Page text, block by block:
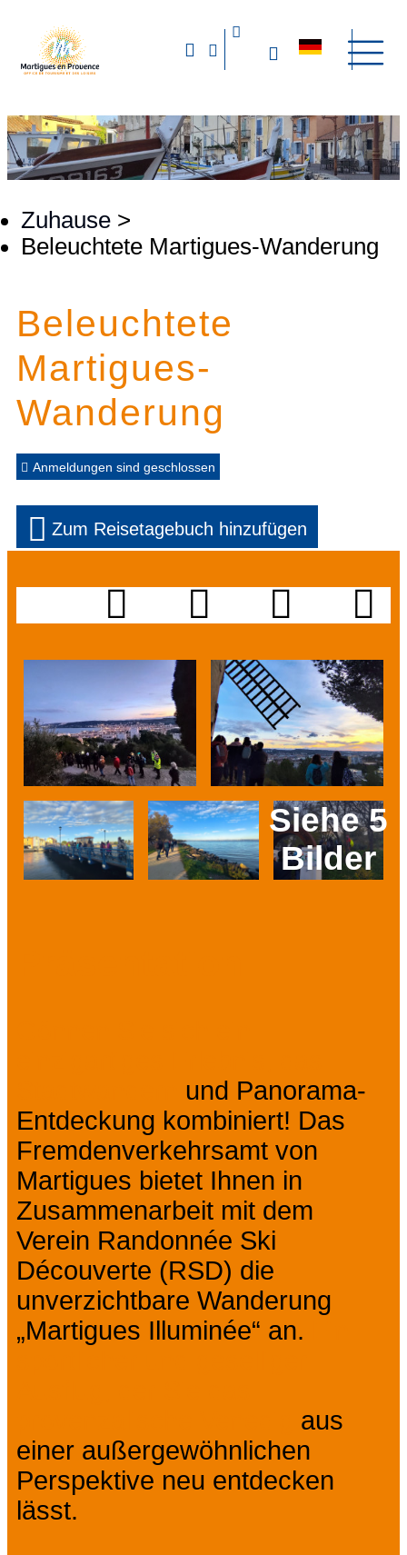
Zuhause >
Beleuchtete Martigues-Wanderung
Beleuchtete
Martigues-
Wanderung
Anmeldungen sind geschlossen
Zum Reisetagebuch hinzufügen
Siehe 5
Bilder
und Panorama-
Entdeckung kombiniert! Das
Fremdenverkehrsamt von
Martigues bietet Ihnen in
Zusammenarbeit mit dem
Verein Randonnée Ski
Découverte (RSD) die
unverzichtbare Wanderung
„Martigues Illuminée“ an.
aus
einer außergewöhnlichen
Perspektive neu entdecken
lässt.